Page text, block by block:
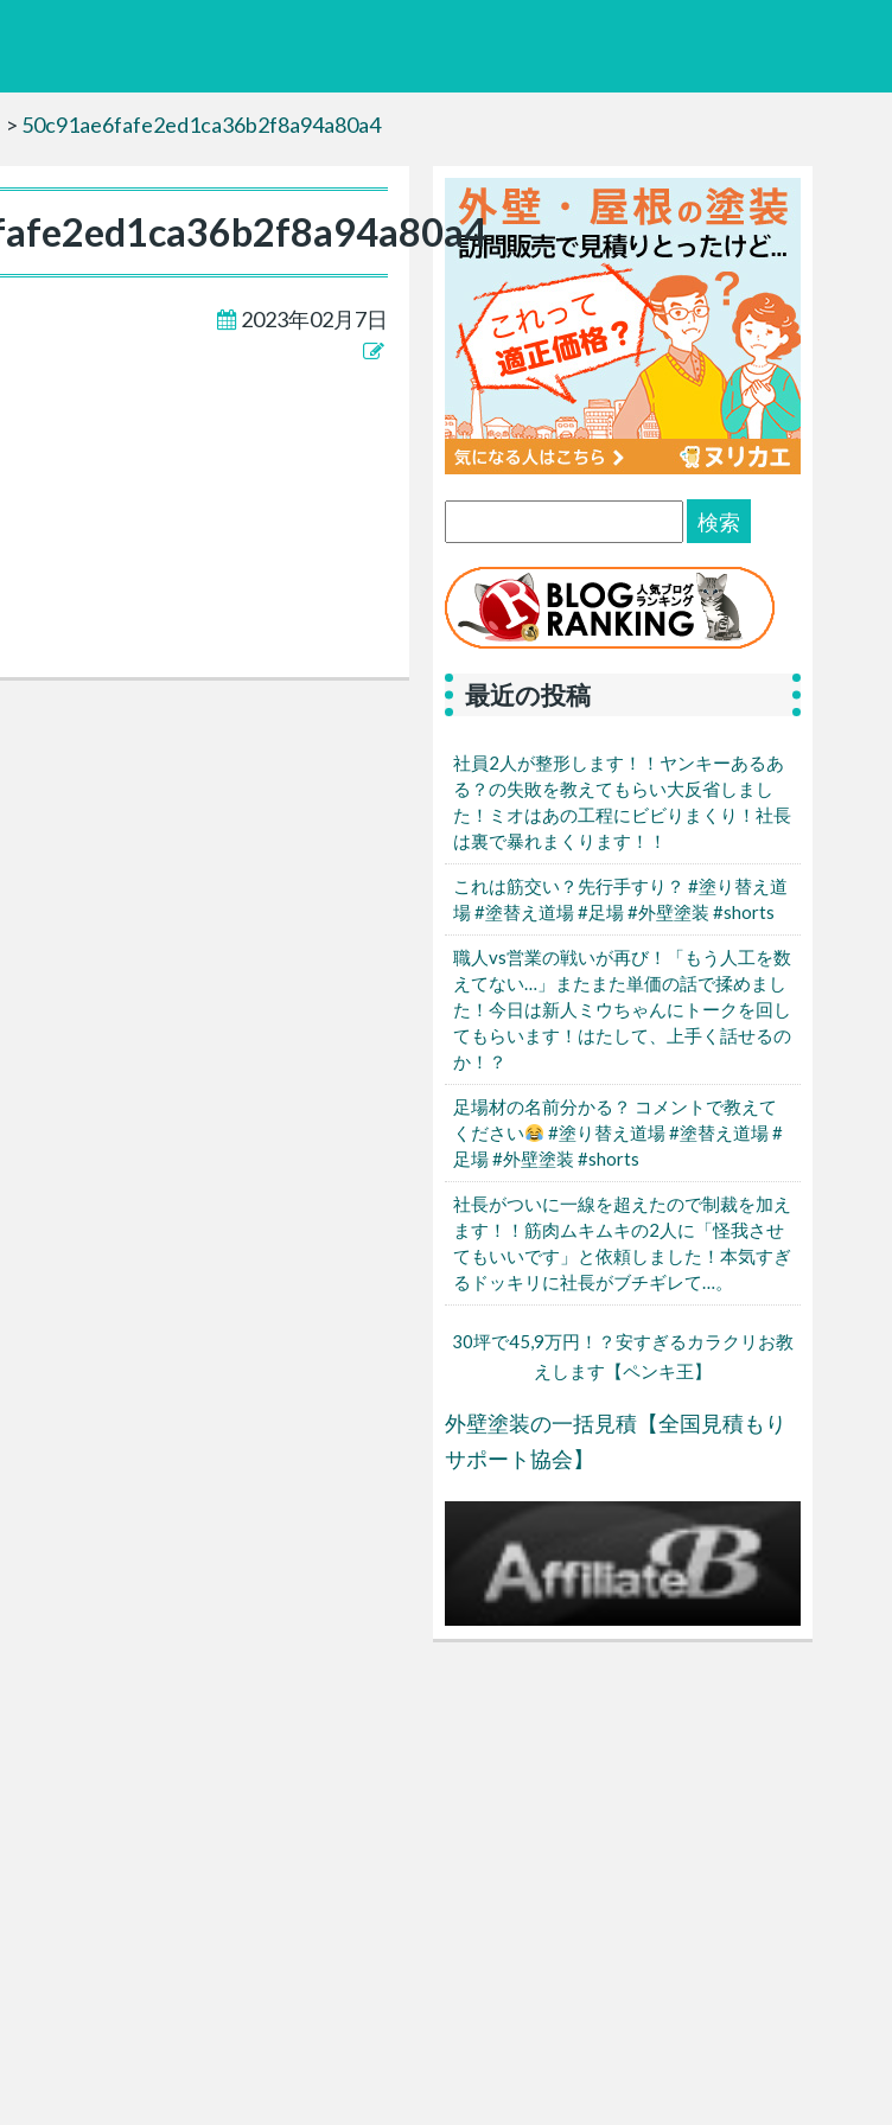
> 50c91ae6fafe2ed1ca36b2f8a94a80a4
2023年02月7日
最近の投稿
社員2人が整形します！！ヤンキーあるあ
る？の失敗を教えてもらい大反省しまし
た！ミオはあの工程にビビりまくり！社長
は裏で暴れまくります！！
これは筋交い？先行手すり？ #塗り替え道
場 #塗替え道場 #足場 #外壁塗装 #shorts
職人vs営業の戦いが再び！「もう人工を数
えてない…」またまた単価の話で揉めまし
た！今日は新人ミウちゃんにトークを回し
てもらいます！はたして、上手く話せるの
か！？
足場材の名前分かる？ コメントで教えて
ください
#塗り替え道場 #塗替え道場 #
足場 #外壁塗装 #shorts
社長がついに一線を超えたので制裁を加え
ます！！筋肉ムキムキの2人に「怪我させ
てもいいです」と依頼しました！本気すぎ
るドッキリに社長がブチギレて…。
30坪で45,9万円！？安すぎるカラクリお教
えします【ペンキ王】
外壁塗装の一括見積【全国見積もり
サポート協会】